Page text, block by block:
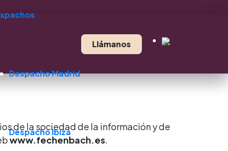
Despacho Madrid
Despacho Ibiza
Llámanos
de la sociedad de la información y de
www.fechenbach.es.